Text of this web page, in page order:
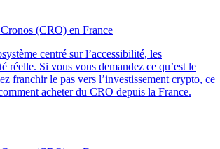
(CRO) en France
centré sur l’accessibilité, les
réelle. Si vous vous demandez ce qu’est le
franchir le pas vers l’investissement crypto, ce
acheter du CRO depuis la France.